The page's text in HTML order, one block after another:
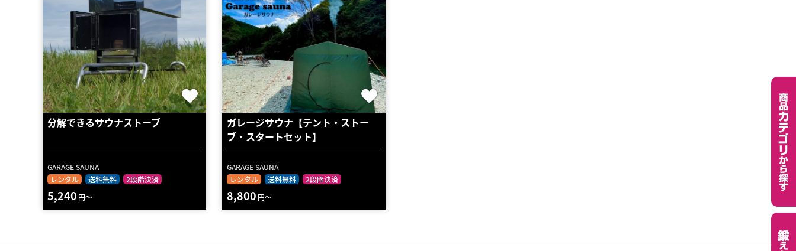
分解できるサウナストーブ
GARAGE SAUNA
レンタル
送料無料 2段階決済
5,240 円～
ガレージサウナ【テント・ストー
ブ・スタートセット】
GARAGE SAUNA
レンタル
送料無料 2段階決済
8,800 円～